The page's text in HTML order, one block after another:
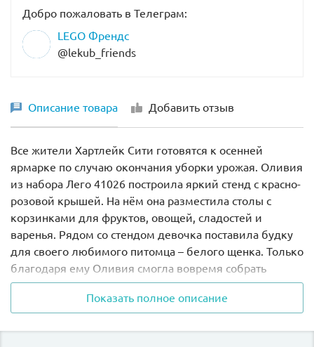
Добро пожаловать в Телеграм:
LEGO Френдс
@lekub_friends
Описание товара Добавить отзыв
Все жители Хартлейк Сити готовятся к осенней
ярмарке по случаю окончания уборки урожая. Оливия
из набора Лего 41026 построила яркий стенд с красно-
розовой крышей. На нём она разместила столы с
корзинками для фруктов, овощей, сладостей и
варенья. Рядом со стендом девочка поставила будку
для своего любимого питомца – белого щенка. Только
благодаря ему Оливия смогла вовремя собрать
созревшие на грядках овощи и налившиеся соком
Используя мощный трактор и садовые инструменты,
Показать полное описание